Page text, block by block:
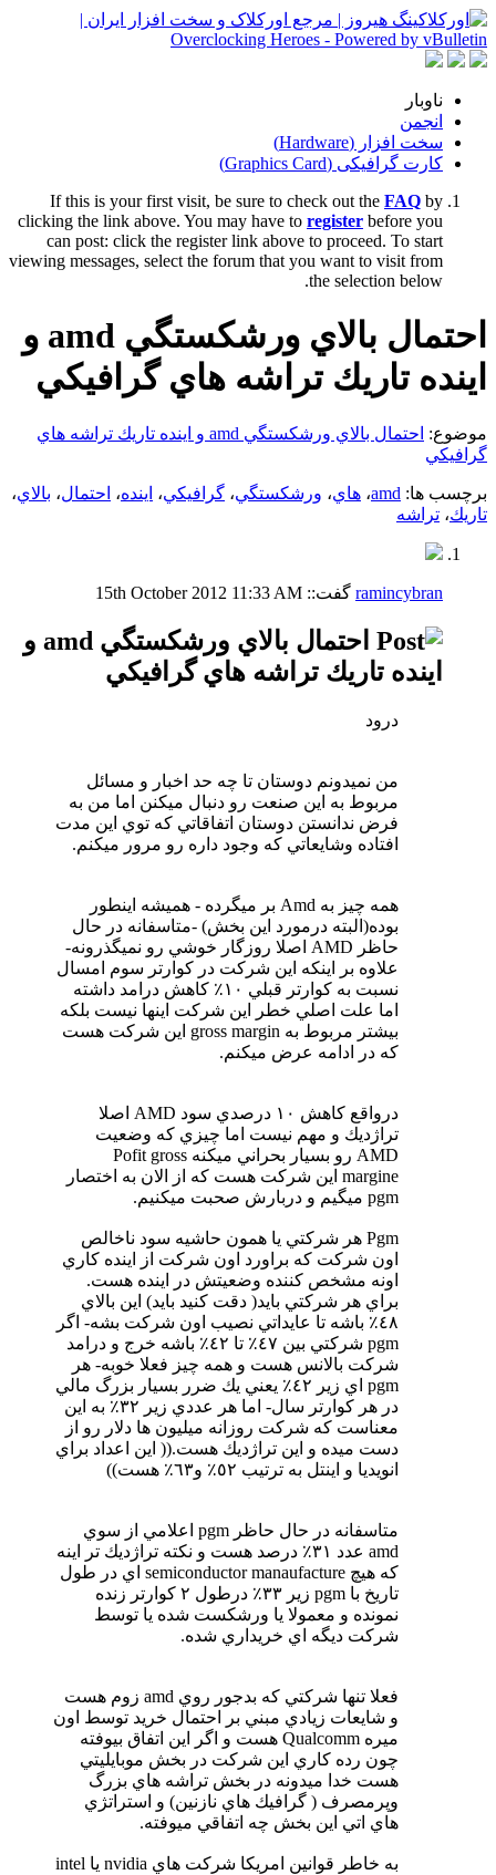
ناوبار
انجمن
سخت افزار (Hardware)
کارت گرافیکی (Graphics Card)
If this is your first visit, be sure to check out the FAQ by
clicking the link above. You may have to register before you
can post: click the register link above to proceed. To start
viewing messages, select the forum that you want to visit from
the selection below.
احتمال بالاي ورشكستگي amd و
اينده تاريك تراشه هاي گرافيكي
موضوع:
احتمال بالاي ورشكستگي amd و اينده تاريك تراشه هاي
گرافيكي
برچسب ها: amd، هاي، ورشكستگي، گرافيكي، اينده، احتمال، بالاي،
تاريك، تراشه
ramincybran گفت:: 15th October 2012 11:33 AM
احتمال بالاي ورشكستگي amd و
اينده تاريك تراشه هاي گرافيكي
درود
من نميدونم دوستان تا چه حد اخبار و مسائل
مربوط به اين صنعت رو دنبال ميكنن اما من به
فرض ندانستن دوستان اتفاقاتي كه توي اين مدت
افتاده وشايعاتي كه وجود داره رو مرور ميكنم.
همه چيز به Amd بر ميگرده - هميشه اينطور
بوده(البته درمورد اين بخش) -متاسفانه در حال
حاظر AMD اصلا روزگار خوشي رو نميگذرونه-
علاوه بر اينكه اين شركت در كوارتر سوم امسال
نسبت به كوارتر قبلي ١٠٪ كاهش درامد داشته
اما علت اصلي خطر اين شركت اينها نيست بلكه
بيشتر مربوط به gross margin اين شركت هست
كه در ادامه عرض ميكنم.
درواقع كاهش ١٠ درصدي سود AMD اصلا
تراژديك و مهم نيست اما چيزي كه وضعيت
AMD رو بسيار بحراني ميكنه Pofit gross
margine اين شركت هست كه از الان به اختصار
pgm ميگيم و دربارش صحبت ميكنيم.
Pgm هر شركتي يا همون حاشيه سود ناخالص
اون شركت كه براورد اون شركت از اينده كاري
اونه مشخص كننده وضعيتش در اينده هست.
براي هر شركتي بايد( دقت كنيد بايد) اين بالاي
٤٨٪ باشه تا عايداتي نصيب اون شركت بشه- اگر
pgm شركتي بين ٤٧٪ تا ٤٢٪ باشه خرج و درامد
شركت بالانس هست و همه چيز فعلا خوبه- هر
pgm اي زير ٤٢٪ يعني يك ضرر بسيار بزرگ مالي
در هر كوارتر سال- اما هر عددي زير ٣٢٪ به اين
معناست كه شركت روزانه ميليون ها دلار رو از
دست ميده و اين تراژديك هست.(( اين اعداد براي
انويديا و اينتل به ترتيب ٥٢٪ و٦٣٪ هست))
متاسفانه در حال حاظر pgm اعلامي از سوي
amd عدد ٣١٪ درصد هست و نكته تراژديك تر اينه
كه هيچ semiconductor manaufacture اي در طول
تاريخ با pgm زير ٣٣٪ درطول ٢ كوارتر زنده
نمونده و معمولا يا ورشكست شده يا توسط
شركت ديگه اي خريداري شده.
فعلا تنها شركتي كه بدجور روي amd زوم هست
و شايعات زيادي مبني بر احتمال خريد توسط اون
ميره Qualcomm هست و اگر اين اتفاق بيوفته
چون رده كاري اين شركت در بخش موبايليتي
هست خدا ميدونه در بخش تراشه هاي بزرگ
وپرمصرف ( گرافيك هاي نازنين) و استراتژي
هاي اتي اين بخش چه اتفاقي ميوفته.
به خاطر قوانين امريكا شركت هاي nvidia يا intel